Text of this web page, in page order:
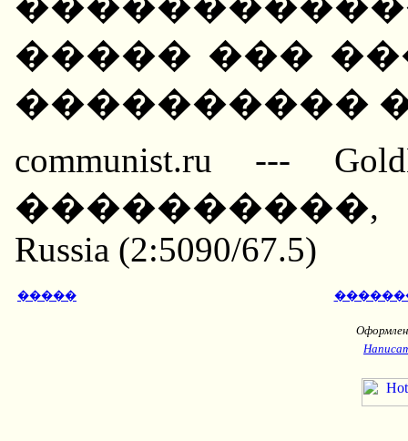
����� ���
����������
communist.ru ---
����������,
Russia (2:5090/67.5)
�����